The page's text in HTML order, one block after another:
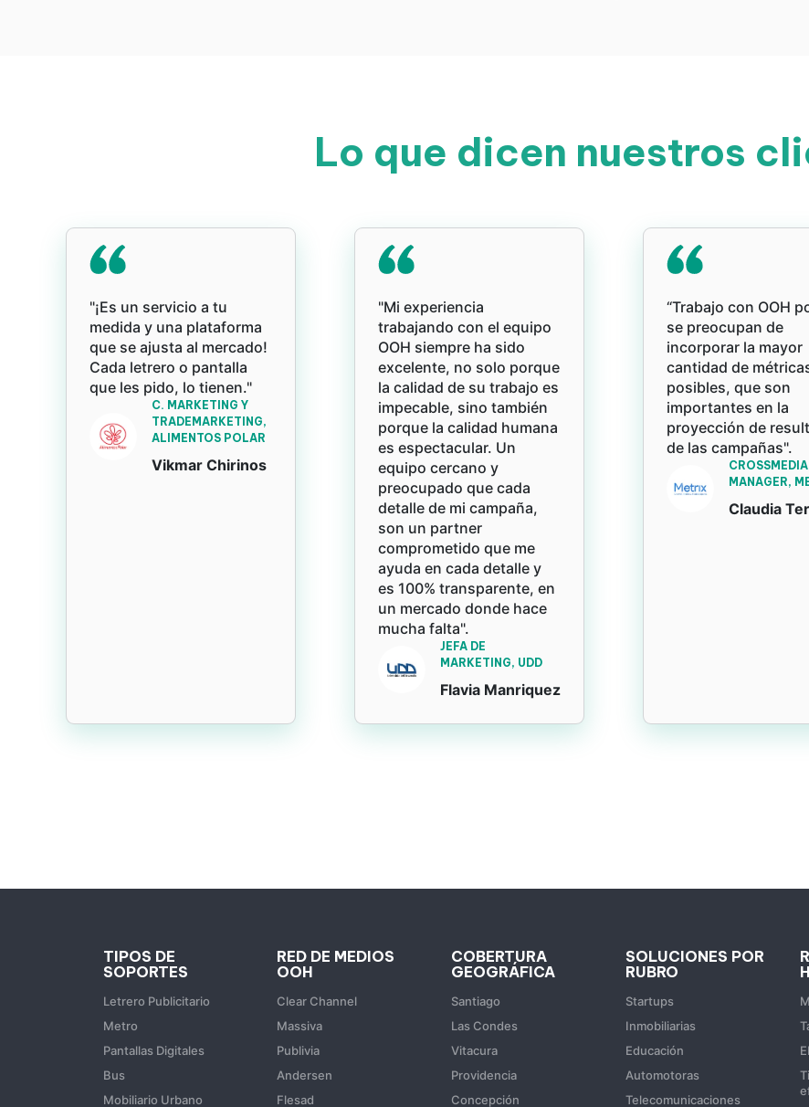
Lo que dicen nuestros
"¡Es un servicio a tu
medida y una plataforma
que se ajusta al mercado!
Cada letrero o pantalla
que les pido, lo tienen."
C. MARKETING Y
TRADEMARKETING,
ALIMENTOS POLAR
Vikmar Chirinos
"Mi experiencia
trabajando con el equipo
OOH siempre ha sido
excelente, no solo porque
la calidad de su trabajo es
impecable, sino también
porque la calidad humana
es espectacular. Un
equipo cercano y
preocupado que cada
detalle de mi campaña,
son un partner
comprometido que me
ayuda en cada detalle y
es 100% transparente, en
un mercado donde hace
mucha falta".
JEFA DE
MARKETING, UDD
Flavia Manriquez
“Trabajo con OOH
se preocupan de
incorporar la mayor
cantidad de
posibles, que son
importantes en la
proyección de
de las campañas".
CROSSMEDIA
MANAGER,
Claudia
TIPOS DE
SOPORTES
Letrero Publicitario
Metro
Pantallas Digitales
Bus
Mobiliario Urbano
RED DE MEDIOS
OOH
Clear Channel
Massiva
Publivia
Andersen
Flesad
COBERTURA
GEOGRÁFICA
Santiago
Las Condes
Vitacura
Providencia
Concepción
SOLUCIONES POR
RUBRO
Startups
Inmobiliarias
Educación
Automotoras
Telecomunicaciones